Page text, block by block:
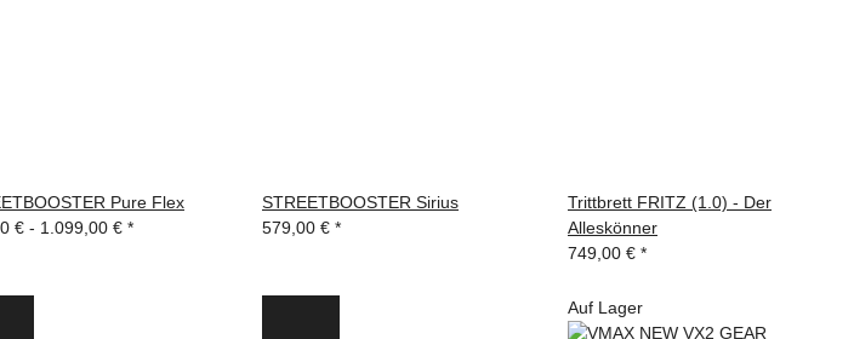
Pure Flex
€ - 1.099,00 € *
STREETBOOSTER Sirius
579,00 € *
Trittbrett FRITZ (1.0) - Der
Alleskönner
749,00 € *
Auf Lager